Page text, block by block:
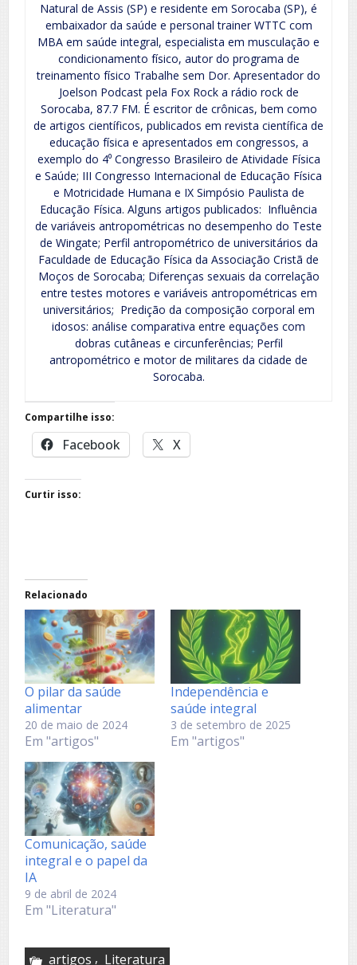
Natural de Assis (SP) e residente em Sorocaba (SP), é
embaixador da saúde e personal trainer WTTC com
MBA em saúde integral, especialista em musculação e
condicionamento físico, autor do programa de
treinamento físico Trabalhe sem Dor. Apresentador do
Joelson Podcast pela Fox Rock a rádio rock de
Sorocaba, 87.7 FM. É escritor de crônicas, bem como
de artigos científicos, publicados em revista científica de
educação física e apresentados em congressos, a
exemplo do 4⁰ Congresso Brasileiro de Atividade Física
e Saúde; III Congresso Internacional de Educação Física
e Motricidade Humana e IX Simpósio Paulista de
Educação Física. Alguns artigos publicados: Influência
de variáveis antropométricas no desempenho do Teste
de Wingate; Perfil antropométrico de universitários da
Faculdade de Educação Física da Associação Cristã de
Moços de Sorocaba; Diferenças sexuais da correlação
entre testes motores e variáveis antropométricas em
universitários; Predição da composição corporal em
idosos: análise comparativa entre equações com
dobras cutâneas e circunferências; Perfil
antropométrico e motor de militares da cidade de
Sorocaba.
Compartilhe isso:
Facebook X
Curtir isso:
Relacionado
O pilar da saúde
alimentar
20 de maio de 2024
Em "artigos"
Independência e
saúde integral
3 de setembro de 2025
Em "artigos"
Comunicação, saúde
integral e o papel da
IA
9 de abril de 2024
Em "Literatura"
artigos , Literatura